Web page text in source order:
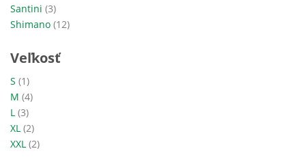
Santini 3položky
Shimano 12položky
Veľkosť
S 1položka
M 4položky
L 3položky
XL 2položky
XXL 2položky